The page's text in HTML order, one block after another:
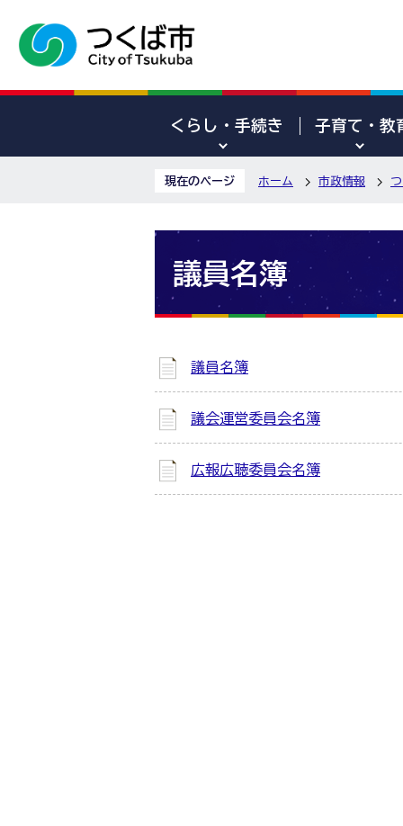
くらし・手続き 子育て・教
現在のページ ホーム 市政情報
議員名簿
議員名簿
議会運営委員会名簿
広報広聴委員会名簿